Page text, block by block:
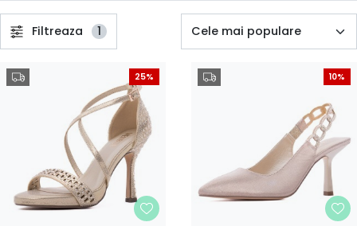
Filtreaza 1
25% 10%